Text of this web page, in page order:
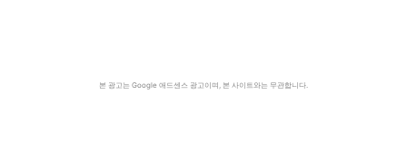
본 광고는 Google 애드센스 광고이며, 본 사이트와는 무관합니다.